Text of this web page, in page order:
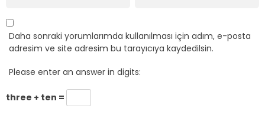
Daha sonraki yorumlarımda kullanılması için adım, e-posta
adresim ve site adresim bu tarayıcıya kaydedilsin.
Please enter an answer in digits:
three + ten =